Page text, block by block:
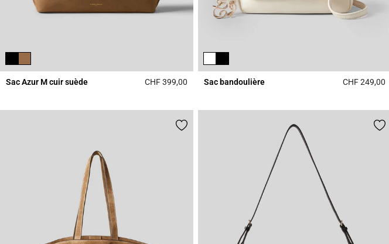
Sac Azur M cuir suède CHF 399,00 5 out of 5 Customer Rating
Sac bandoulière CHF 249,00